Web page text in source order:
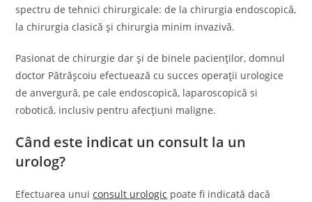
spectru de tehnici chirurgicale: de la chirurgia endoscopică,
la chirurgia clasică și chirurgia minim invazivă.
Pasionat de chirurgie dar și de binele pacienților, domnul
doctor Pătrășcoiu efectuează cu succes operații urologice
de anvergură, pe cale endoscopică, laparoscopică si
robotică, inclusiv pentru afecțiuni maligne.
Când este indicat un consult la un
urolog?
Efectuarea unuiconsult urologic poate fi indicată dacă